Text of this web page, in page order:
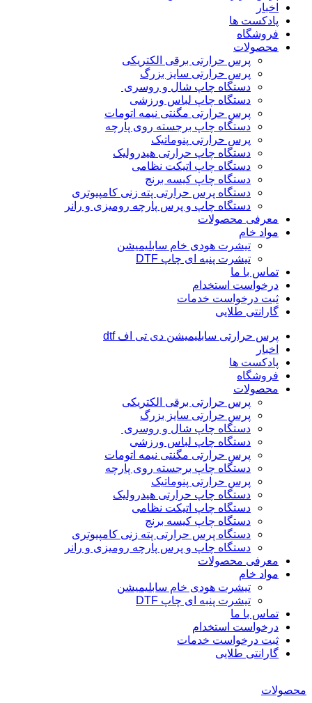
اخبار
پادکست ها
فروشگاه
محصولات
پرس حرارتی برقی الکتریکی
پرس حرارتی سایز بزرگ
دستگاه چاپ شال و روسری
دستگاه چاپ لباس ورزشی
پرس حرارتی مگنتی نیمه اتومات
دستگاه چاپ برجسته روی پارچه
پرس حرارتی پنوماتیک
دستگاه چاپ حرارتی هیدرولیک
دستگاه چاپ اتیکت نظامی
دستگاه چاپ کیسه برنج
دستگاه پرس حرارتی پته زنی کامپیوتری
دستگاه چاپ و پرس پارچه رومیزی و رانر
معرفی محصولات
مواد خام
تیشرت هودی خام سابلیمیشن
تیشرت پنبه ای چاپ DTF
تماس با ما
درخواست استخدام
ثبت درخواست خدمات
گارانتی طلایی
پرس حرارتی سابلیمیشن دی تی اف dtf
اخبار
پادکست ها
فروشگاه
محصولات
پرس حرارتی برقی الکتریکی
پرس حرارتی سایز بزرگ
دستگاه چاپ شال و روسری
دستگاه چاپ لباس ورزشی
پرس حرارتی مگنتی نیمه اتومات
دستگاه چاپ برجسته روی پارچه
پرس حرارتی پنوماتیک
دستگاه چاپ حرارتی هیدرولیک
دستگاه چاپ اتیکت نظامی
دستگاه چاپ کیسه برنج
دستگاه پرس حرارتی پته زنی کامپیوتری
دستگاه چاپ و پرس پارچه رومیزی و رانر
معرفی محصولات
مواد خام
تیشرت هودی خام سابلیمیشن
تیشرت پنبه ای چاپ DTF
تماس با ما
درخواست استخدام
ثبت درخواست خدمات
گارانتی طلایی
محصولات